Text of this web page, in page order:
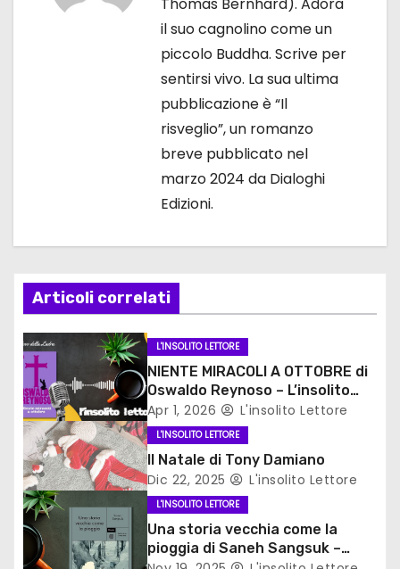
o
l
i
il suo cagnolino come un
piccolo Buddha. Scrive per
sentirsi vivo. La sua ultima
pubblicazione è “Il
risveglio”, un romanzo
breve pubblicato nel
marzo 2024 da Dialoghi
Edizioni.
Articoli correlati
L'INSOLITO LETTORE
NIENTE MIRACOLI A OTTOBRE di
Oswaldo Reynoso – L’insolito
lettore
Apr 1, 2026 L'insolito Lettore
L'INSOLITO LETTORE
Il Natale di Tony Damiano
Dic 22, 2025 L'insolito Lettore
L'INSOLITO LETTORE
Una storia vecchia come la
pioggia di Saneh Sangsuk –